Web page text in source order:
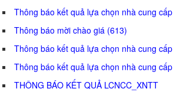
Thông báo kết quả lựa chọn nhà cung cấp
Thông báo mời chào giá (613)
Thông báo kết quả lựa chọn nhà cung cấp
Thông báo kết quả lựa chọn nhà cung cấp
THÔNG BÁO KẾT QUẢ LCNCC_XNTT